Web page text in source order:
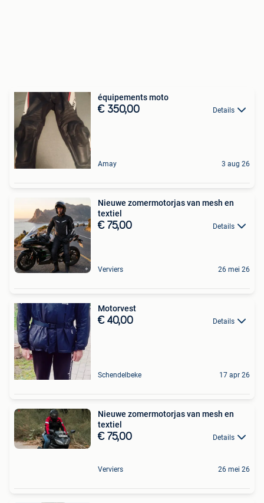
équipements moto
€ 350,00 Details
Amay 3 aug 26
Nieuwe zomermotorjas van mesh en
textiel
€ 75,00 Details
Verviers 26 mei 26
Motorvest
€ 40,00 Details
Schendelbeke 17 apr 26
Nieuwe zomermotorjas van mesh en
textiel
€ 75,00 Details
Verviers 26 mei 26